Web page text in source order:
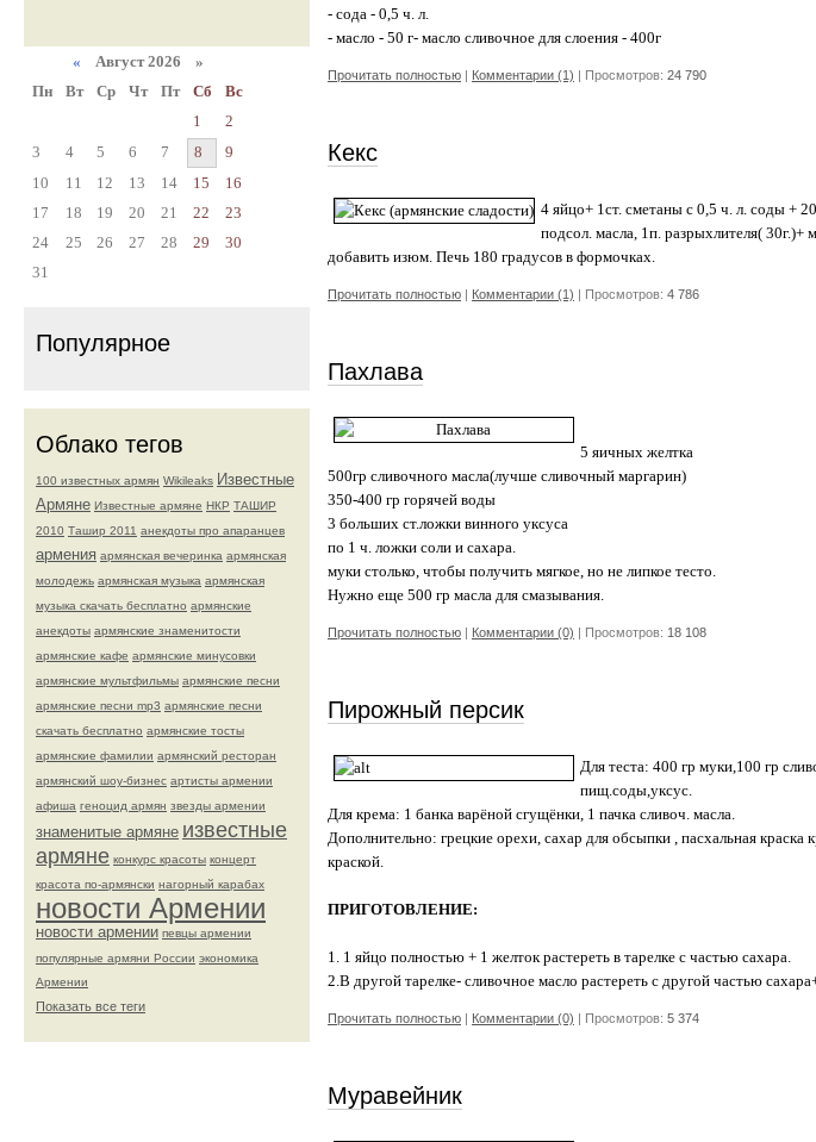
« Август 2026 »
Пн
Вт Ср Чт Пт Сб
Вс
1
2
3
4 5 6 7 8
9
10
11 12 13 14 15
16
17
18 19 20 21 22
23
24
25 26 27 28 29
30
31
Популярное
Облако тегов
100 известных армян Wikileaks Известные
Армяне Известные армяне НКР ТАШИР
2010 Ташир 2011 анекдоты про апаранцев
армения армянская вечеринка армянская
молодежь армянская музыка армянская
музыка скачать бесплатно армянские
анекдоты армянские знаменитости
армянские кафе армянские минусовки
армянские мультфильмы армянские песни
армянские песни mp3 армянские песни
скачать бесплатно армянские тосты
армянские фамилии армянский ресторан
армянский шоу-бизнес артисты армении
афиша геноцид армян звезды армении
знаменитые армяне известные
армяне конкурс красоты концерт
красота по-армянски нагорный карабах
новости Армении
новости армении певцы армении
популярные армяни России экономика
Армении
Показать все теги
- сода - 0,5 ч. л.
- масло - 50 г- масло сливочное для слоения - 400г
Прочитать полностью | Комментарии (1) | Просмотров: 24 790
Кекс
4 яйцо+ 1ст. сметаны с 0,5 ч. л. соды +
подсол. масла, 1п. разрыхлителя( 30г.)+
добавить изюм. Печь 180 градусов в формочках.
Прочитать полностью | Комментарии (1) | Просмотров: 4 786
Пахлава
5 яичных желтка
500гр сливочного масла(лучше сливочный маргарин)
350-400 гр горячей воды
3 больших ст.ложки винного уксуса
по 1 ч. ложки соли и сахара.
муки столько, чтобы получить мягкое, но не липкое тесто.
Нужно еще 500 гр масла для смазывания.
Прочитать полностью | Комментарии (0) | Просмотров: 18 108
Пирожный персик
Для теста: 400 гр муки,100 гр
пищ.соды,уксус.
Для крема: 1 банка варёной сгущёнки, 1 пачка сливоч. масла.
Дополнительно: грецкие орехи, сахар для обсыпки , пасхальная
краской.
ПРИГОТОВЛЕНИЕ:
1. 1 яйцо полностью + 1 желток растереть в тарелке с частью сахара.
2.В другой тарелке- сливочное масло растереть с другой частью
Прочитать полностью | Комментарии (0) | Просмотров: 5 374
Муравейник